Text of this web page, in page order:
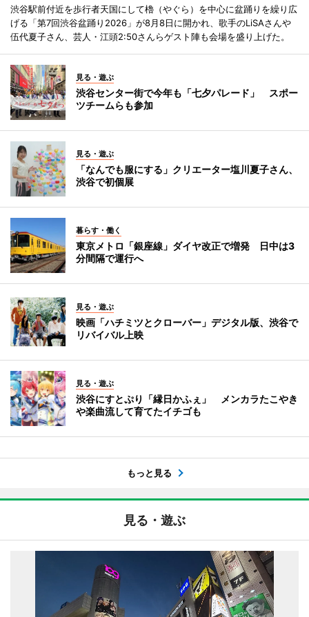
渋谷駅前付近を歩行者天国にして櫓（やぐら）を中心に盆踊りを繰り広
げる「第7回渋谷盆踊り2026」が8月8日に開かれ、歌手のLiSAさんや
伍代夏子さん、芸人・江頭2:50さんらゲスト陣も会場を盛り上げた。
見る・遊ぶ
渋谷センター街で今年も「七夕パレード」 スポー
ツチームらも参加
見る・遊ぶ
「なんでも服にする」クリエーター塩川夏子さん、
渋谷で初個展
暮らす・働く
東京メトロ「銀座線」ダイヤ改正で増発 日中は3
分間隔で運行へ
見る・遊ぶ
映画「ハチミツとクローバー」デジタル版、渋谷で
リバイバル上映
見る・遊ぶ
渋谷にすとぷり「縁日かふぇ」 メンカラたこやき
や楽曲流して育てたイチゴも
もっと見る
見る・遊ぶ